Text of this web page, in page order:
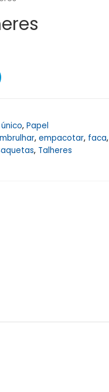
, Papel
, empacotar, faca,
, Talheres